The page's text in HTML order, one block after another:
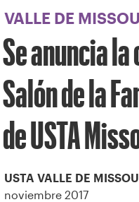
VALLE DE
Se anuncia la
Salón de la
de USTA
USTA VALLE DE
noviembre 2017